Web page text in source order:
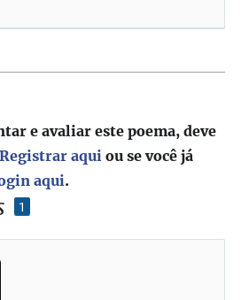
1
e avaliar este poema, deve
Registrar aqui ou se você já
aqui.